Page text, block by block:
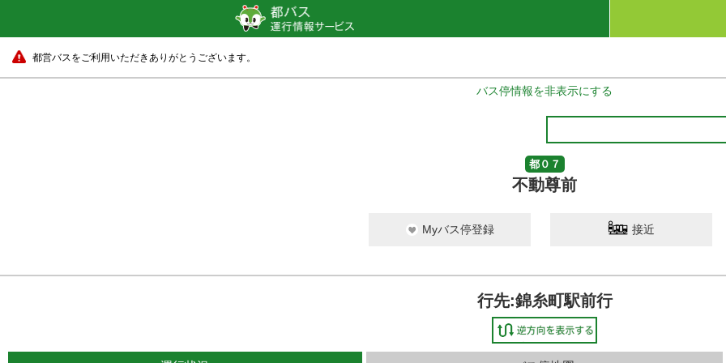
都営バスをご利用いただきありがとうございます。
バス停情報を非表示にする
都０７
不動尊前
Myバス停登録 接近
行先:錦糸町駅前行